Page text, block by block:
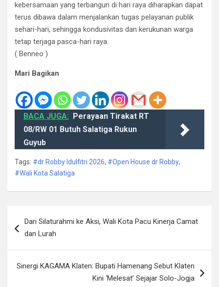
kebersamaan yang terbangun di hari raya diharapkan dapat
terus dibawa dalam menjalankan tugas pelayanan publik
sehari-hari, sehingga kondusivitas dan kerukunan warga
tetap terjaga pasca-hari raya.
( Benneo )
Mari Bagikan
BACA JUGA:
Perayaan Tirakat RT
08/RW 01 Butuh Salatiga Rukun
Guyub
Tags: #dr Robby Idulfitri 2026, #Open House dr Robby,
#Wali Kota Salatiga
posDari Silaturahmi ke Aksi, Wali Kota Pacu Kinerja Camat
dan Lurah
Sinergi KAGAMA Klaten: Bupati Hamenang Sebut Klaten
Kini ‘Melesat’ Sejajar Solo-Jogja